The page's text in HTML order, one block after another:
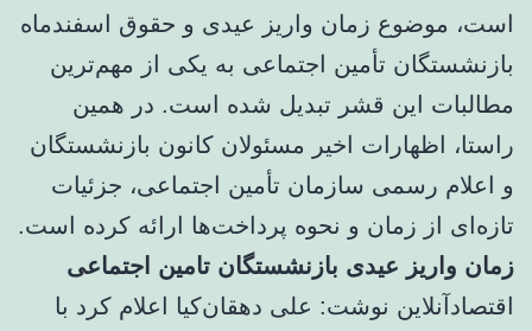
است، موضوع زمان واریز عیدی و حقوق اسفندماه
بازنشستگان تأمین اجتماعی به یکی از مهم‌ترین
مطالبات این قشر تبدیل شده است. در همین
راستا، اظهارات اخیر مسئولان کانون بازنشستگان
و اعلام رسمی سازمان تأمین اجتماعی، جزئیات
تازه‌ای از زمان و نحوه پرداخت‌ها ارائه کرده است.
زمان واریز عیدی بازنشستگان تامین اجتماعی
اقتصادآنلاین نوشت: علی دهقان‌کیا اعلام کرد با